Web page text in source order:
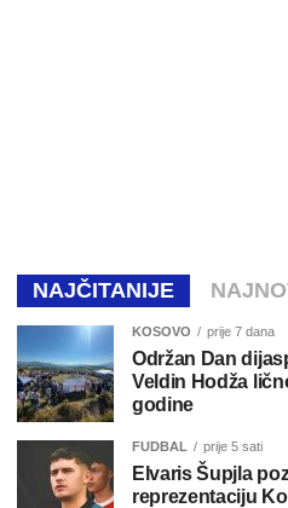
NAJČITANIJE
KOSOVO prije 7 dana
Održan Dan
Veldin Hodža
godine
FUDBAL prije 5 sati
Elvaris Šupjla
reprezentaciju